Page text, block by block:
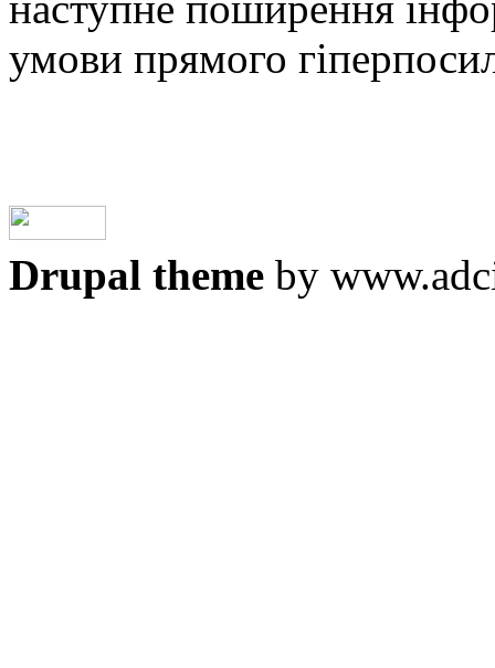
умови прямого
Drupal theme by